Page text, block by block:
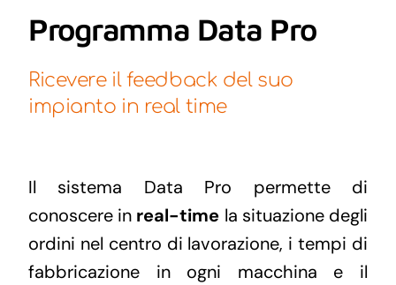
Programma Data Pro
Ricevere il feedback del suo
impianto in real time
Il sistema Data Pro permette di
conoscere in real-time la situazione degli
ordini nel centro di lavorazione, i tempi di
fabbricazione in ogni macchina e il